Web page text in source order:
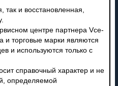
так и восстановленная,
центре партнера Vce-
и торговые марки являются
и используются только с
справочный характер и не
определяемой